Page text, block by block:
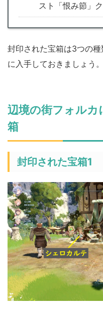
スト「恨み節」
封印された宝箱は3つの
に入手しておきましょう。
辺境の街フォルカ
箱
封印された宝箱1